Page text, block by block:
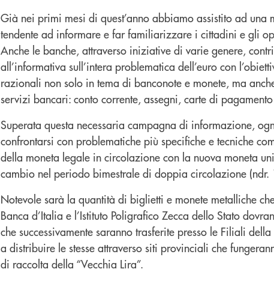
Già nei primi mesi di quest’anno abbiamo assistito ad
tendente ad informare e far familiarizzare i cittadini e gli
Anche le banche, attraverso iniziative di varie genere,
all’informativa sull’intera problematica dell’euro con
razionali non solo in tema di banconote e monete, ma
servizi bancari: conto corrente, assegni, carte di
Superata questa necessaria campagna di informazione,
confrontarsi con problematiche più specifiche e tecniche
della moneta legale in circolazione con la nuova moneta
cambio nel periodo bimestrale di doppia circolazione
Notevole sarà la quantità di biglietti e monete metalliche
Banca d’Italia e l’Istituto Poligrafico Zecca dello Stato
che successivamente saranno trasferite presso le Filiali
a distribuire le stesse attraverso siti provinciali che
di raccolta della “Vecchia Lira”.